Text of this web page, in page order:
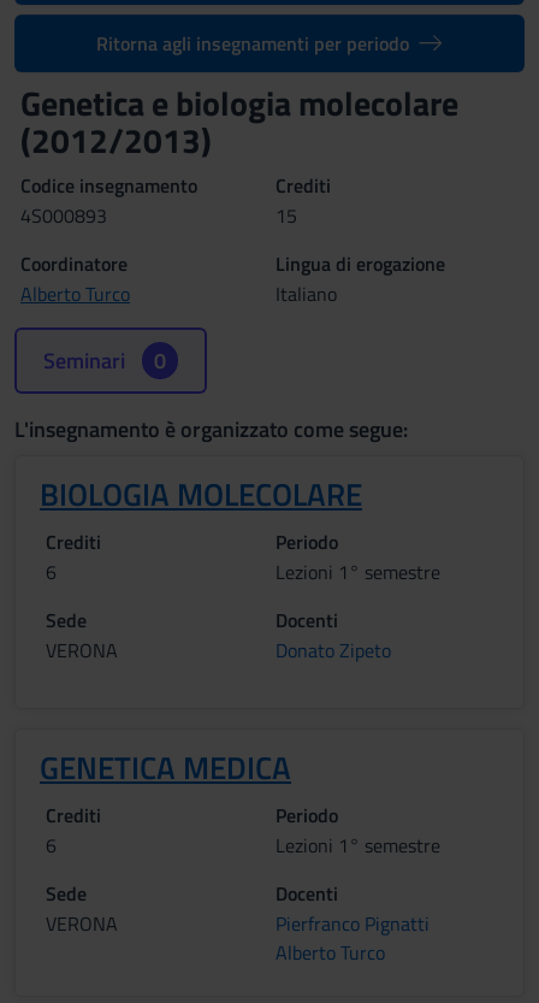
Ritorna agli insegnamenti per periodo
Genetica e biologia molecolare
(2012/2013)
Codice insegnamento
4S000893
Crediti
15
Coordinatore
Alberto Turco
Lingua di erogazione
Italiano
Seminari 0
L'insegnamento è organizzato come segue:
BIOLOGIA MOLECOLARE
Crediti
6
Periodo
Lezioni 1° semestre
Sede
VERONA
Docenti
Donato Zipeto
GENETICA MEDICA
Crediti
6
Periodo
Lezioni 1° semestre
Sede
VERONA
Docenti
Pierfranco Pignatti
Alberto Turco